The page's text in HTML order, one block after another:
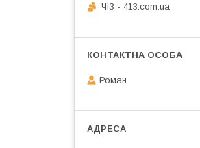
ЧiЗ - 413.com.ua
Роман